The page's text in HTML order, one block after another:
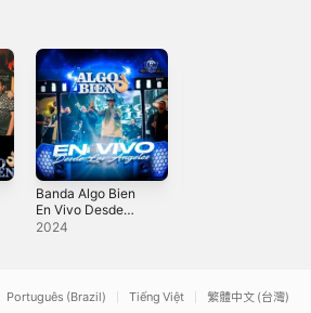
Banda Algo Bien
En Vivo Desde
Los Ángeles (En
2024
Português (Brazil) Tiếng Việt 繁體中文 (台灣)